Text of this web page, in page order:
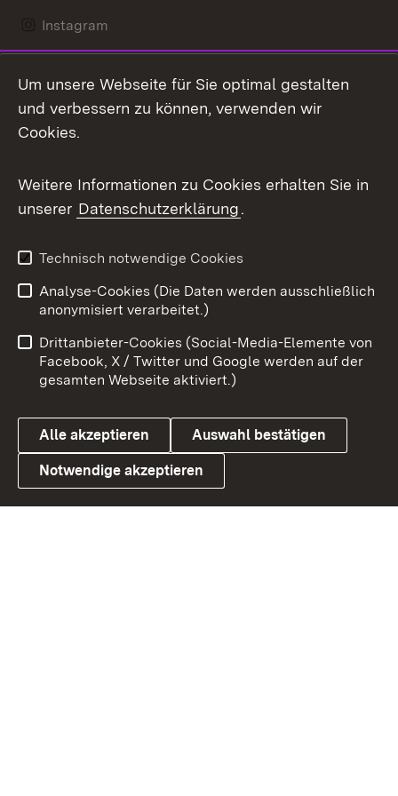
Instagram
Mastodon
Messenger
Social Wall
X / Twitter
Youtube
Link zum Landesportal
Benutzungshinweise
Barrierefreiheit
Datenschutz
Cookies
Um unsere Webseite für Sie optimal gestalten
und verbessern zu können, verwenden wir
Cookies.
Weitere Informationen zu Cookies erhalten Sie in
unserer Datenschutzerklärung.
Technisch notwendige Cookies
Analyse-Cookies (Die Daten werden ausschließlich
anonymisiert verarbeitet.)
Drittanbieter-Cookies (Social-Media-Elemente von
Facebook, X / Twitter und Google werden auf der
gesamten Webseite aktiviert.)
Alle akzeptieren Auswahl bestätigen
Notwendige akzeptieren